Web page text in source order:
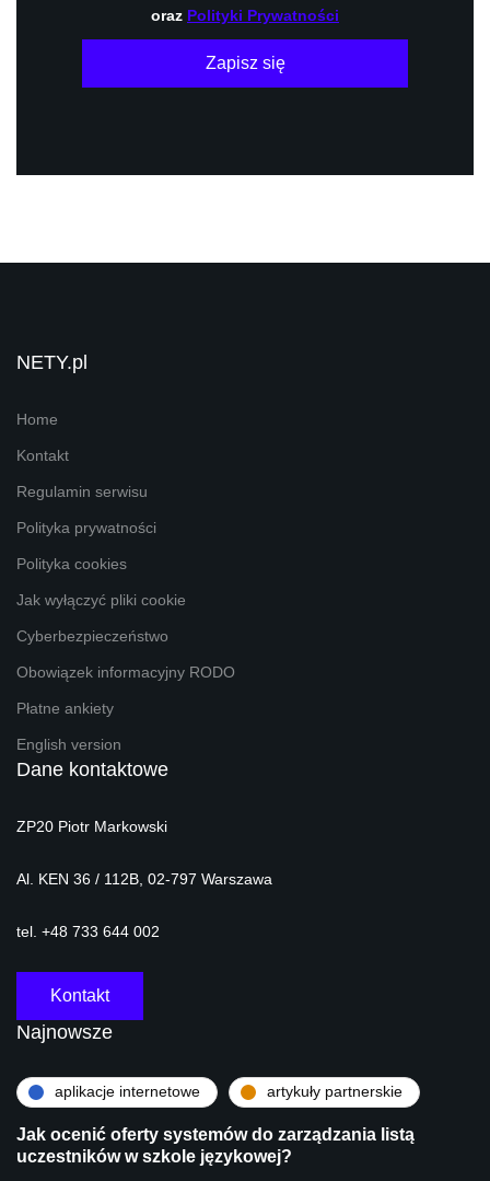
oraz Polityki Prywatności
Zapisz się
NETY.pl
Home
Kontakt
Regulamin serwisu
Polityka prywatności
Polityka cookies
Jak wyłączyć pliki cookie
Cyberbezpieczeństwo
Obowiązek informacyjny RODO
Płatne ankiety
English version
Dane kontaktowe
ZP20 Piotr Markowski
Al. KEN 36 / 112B, 02-797 Warszawa
tel. +48 733 644 002
Kontakt
Najnowsze
aplikacje internetowe artykuły partnerskie
Jak ocenić oferty systemów do zarządzania listą
uczestników w szkole językowej?